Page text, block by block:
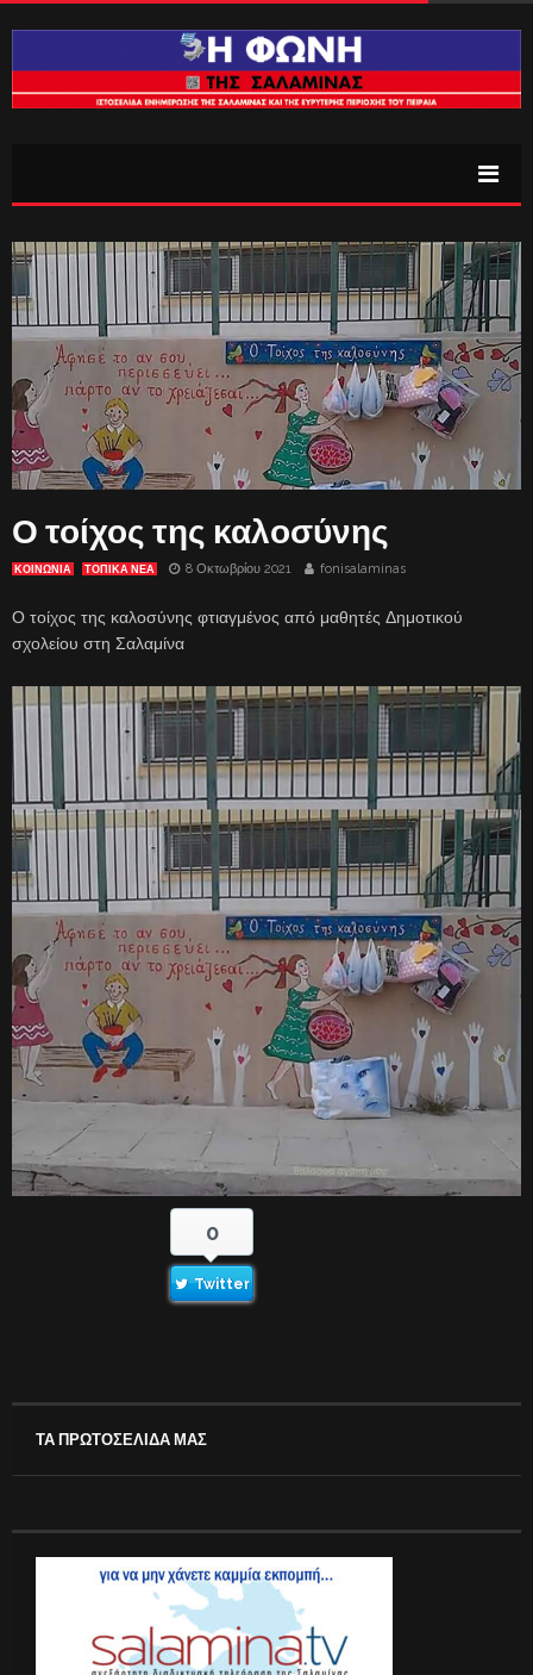
Ο τοίχος της καλοσύνης
ΚΟΙΝΩΝΙΑ ΤΟΠΙΚΑ ΝΕΑ 8 Οκτωβρίου 2021 fonisalaminas
Ο τοίχος της καλοσύνης φτιαγμένος από μαθητές Δημοτικού
σχολείου στη Σαλαμίνα
0
Twitter
ΤΑ ΠΡΩΤΟΣΕΛΙΔΑ ΜΑΣ